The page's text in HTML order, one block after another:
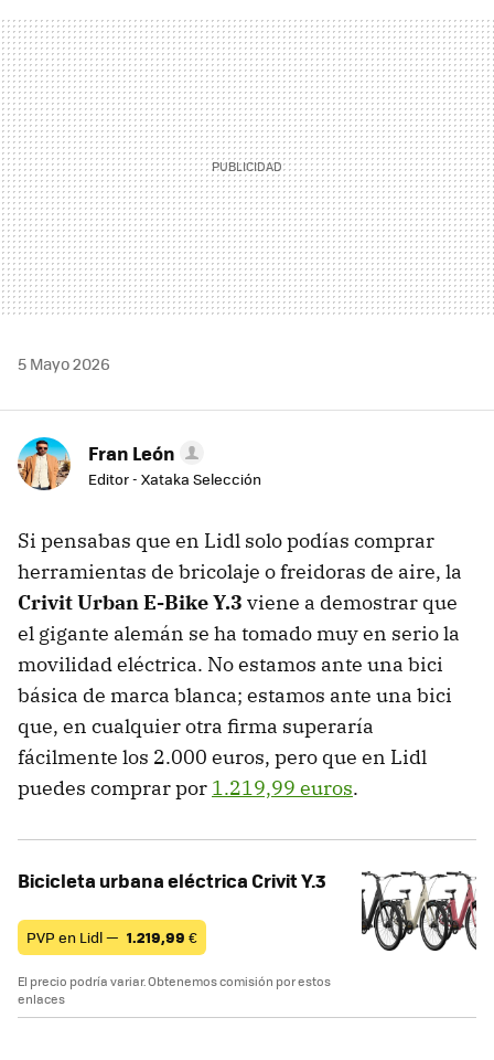
MAIL
5 Mayo 2026
Fran León
Editor - Xataka Selección
Si pensabas que en Lidl solo podías comprar
herramientas de bricolaje o freidoras de aire, la
Crivit Urban E-Bike Y.3 viene a demostrar que
el gigante alemán se ha tomado muy en serio la
movilidad eléctrica. No estamos ante una bici
básica de marca blanca; estamos ante una bici
que, en cualquier otra firma superaría
fácilmente los 2.000 euros, pero que en Lidl
puedes comprar por 1.219,99 euros.
Bicicleta urbana eléctrica Crivit Y.3
PVP en Lidl — 1.219,99 €
El precio podría variar. Obtenemos comisión por estos
enlaces